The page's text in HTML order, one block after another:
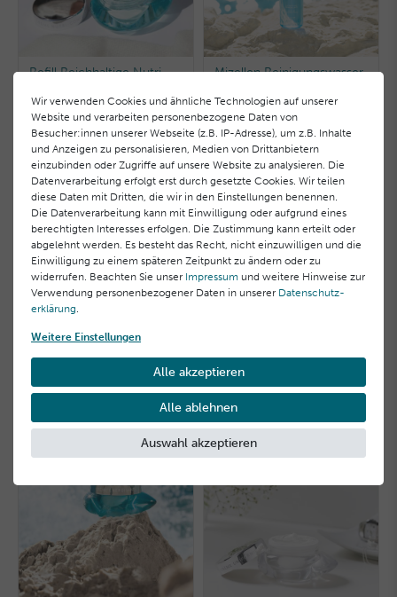
Refill Reichhaltige Nutri-
49,00 €
980,00 € / Liter, inkl. MwSt.
Mizellen Reinigungswasser
35,00 €
175,00 € / Liter, inkl. MwSt.
36,00 € 45,00 €
Wir verwenden Cookies und ähnliche Technologien auf unserer
Website und verarbeiten personenbezogene Daten von
Besucher:innen unserer Webseite (z.B. IP-Adresse), um z.B. Inhalte
und Anzeigen zu personalisieren, Medien von Drittanbietern
einzubinden oder Zugriffe auf unsere Website zu analysieren. Die
Datenverarbeitung erfolgt erst durch gesetzte Cookies. Wir teilen
diese Daten mit Dritten, die wir in den Einstellungen benennen.
Die Datenverarbeitung kann mit Einwilligung oder aufgrund eines
berechtigten Interesses erfolgen. Die Zustimmung kann erteilt oder
abgelehnt werden. Es besteht das Recht, nicht einzuwilligen und die
Einwilligung zu einem späteren Zeitpunkt zu ändern oder zu
widerrufen. Beachten Sie unser Impressum und weitere Hinweise zur
Verwendung personenbezogener Daten in unserer Daten­schutz­
erklärung.
Weitere Einstellungen
Alle akzeptieren
Alle ablehnen
Auswahl akzeptieren